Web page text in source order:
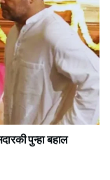
पुन्हा बहाल